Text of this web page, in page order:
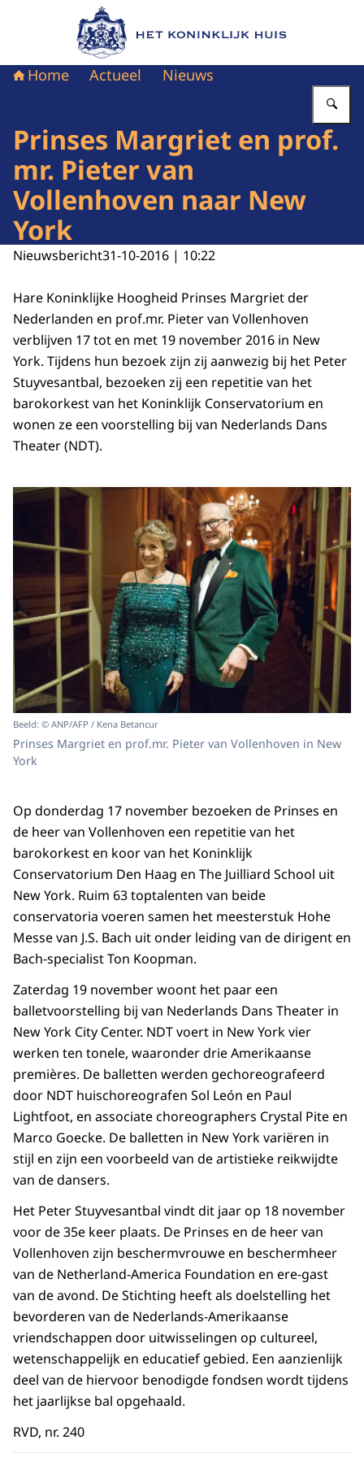
Naar de homepage van Het Koninklijk Huis
Home Actueel Nieuws
Prinses Margriet en prof.
mr. Pieter van
Vollenhoven naar New
York
Nieuwsbericht31-10-2016 | 10:22
Hare Koninklijke Hoogheid Prinses Margriet der
Nederlanden en prof.mr. Pieter van Vollenhoven
verblijven 17 tot en met 19 november 2016 in New
York. Tijdens hun bezoek zijn zij aanwezig bij het Peter
Stuyvesantbal, bezoeken zij een repetitie van het
barokorkest van het Koninklijk Conservatorium en
wonen ze een voorstelling bij van Nederlands Dans
Theater (NDT).
Beeld: © ANP/AFP / Kena Betancur
Prinses Margriet en prof.mr. Pieter van Vollenhoven in New
York
Op donderdag 17 november bezoeken de Prinses en
de heer van Vollenhoven een repetitie van het
barokorkest en koor van het Koninklijk
Conservatorium Den Haag en The Juilliard School uit
New York. Ruim 63 toptalenten van beide
conservatoria voeren samen het meesterstuk Hohe
Messe van J.S. Bach uit onder leiding van de dirigent en
Bach-specialist Ton Koopman.
Zaterdag 19 november woont het paar een
balletvoorstelling bij van Nederlands Dans Theater in
New York City Center. NDT voert in New York vier
werken ten tonele, waaronder drie Amerikaanse
premières. De balletten werden gechoreografeerd
door NDT huischoreografen Sol León en Paul
Lightfoot, en associate choreographers Crystal Pite en
Marco Goecke. De balletten in New York variëren in
stijl en zijn een voorbeeld van de artistieke reikwijdte
van de dansers.
Het Peter Stuyvesantbal vindt dit jaar op 18 november
voor de 35e keer plaats. De Prinses en de heer van
Vollenhoven zijn beschermvrouwe en beschermheer
van de Netherland-America Foundation en ere-gast
van de avond. De Stichting heeft als doelstelling het
bevorderen van de Nederlands-Amerikaanse
vriendschappen door uitwisselingen op cultureel,
wetenschappelijk en educatief gebied. Een aanzienlijk
deel van de hiervoor benodigde fondsen wordt tijdens
het jaarlijkse bal opgehaald.
RVD, nr. 240